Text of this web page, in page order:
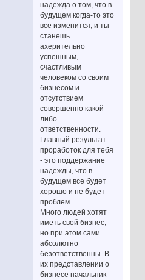
надежда о том, что в
будущем когда-то это
все изменится, и ты
станешь
ахерительно
успешным,
счастливым
человеком со своим
бизнесом и
отсутствием
совершенно какой-
либо
ответственности.
Главный результат
проработок для тебя
- это поддержание
надежды, что в
будущем все будет
хорошо и не будет
проблем.
Много людей хотят
иметь свой бизнес,
но при этом сами
абсолютно
безответственны. В
их представлении о
бизнесе начальник